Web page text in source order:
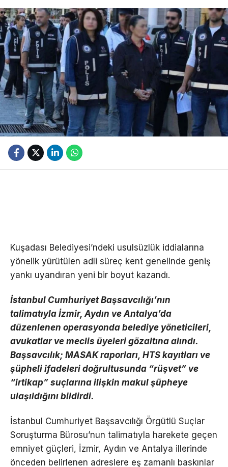
Kuşadası Belediyesi’ndeki usulsüzlük iddialarına
yönelik yürütülen adli süreç kent genelinde geniş
yankı uyandıran yeni bir boyut kazandı.
İstanbul Cumhuriyet Başsavcılığı’nın
talimatıyla İzmir, Aydın ve Antalya’da
düzenlenen operasyonda belediye yöneticileri,
avukatlar ve meclis üyeleri gözaltına alındı.
Başsavcılık; MASAK raporları, HTS kayıtları ve
şüpheli ifadeleri doğrultusunda “rüşvet” ve
“irtikap” suçlarına ilişkin makul şüpheye
ulaşıldığını bildirdi.
İstanbul Cumhuriyet Başsavcılığı Örgütlü Suçlar
Soruşturma Bürosu’nun talimatıyla harekete geçen
emniyet güçleri, İzmir, Aydın ve Antalya illerinde
önceden belirlenen adreslere eş zamanlı baskınlar